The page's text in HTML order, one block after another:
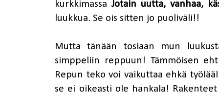
kurkkimassa Jotain uutta, vanhaa,
luukkua. Se ois sitten jo puoliväli!!
Mutta tänään tosiaan mun
simppeliin reppuun! Tämmöisen
Repun teko voi vaikuttaa ehkä
se ei oikeasti ole hankala!